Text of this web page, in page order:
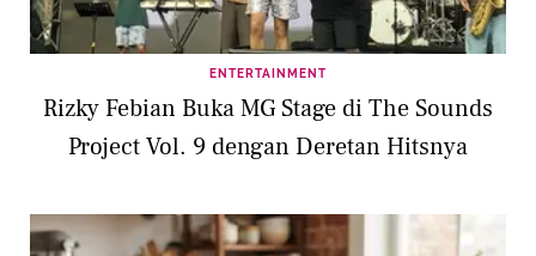
ENTERTAINMENT
Rizky Febian Buka MG Stage di The Sounds
Project Vol. 9 dengan Deretan Hitsnya